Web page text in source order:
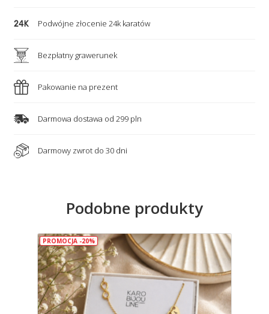
Podwójne złocenie 24k karatów
Bezpłatny grawerunek
Pakowanie na prezent
Darmowa dostawa od 299 pln
Darmowy zwrot do 30 dni
Podobne produkty
PROMOCJA -20%